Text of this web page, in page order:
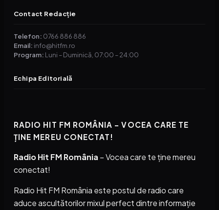
Contact Redacție
Telefon: 0766 886 886
Email: info@hitfm.ro
Program: Luni – Duminică, 07:00 – 24:00
Echipa Editorială
RADIO HIT FM ROMÂNIA – VOCEA CARE TE
ȚINE MEREU CONECTAT!
Radio Hit FM România – Vocea care te ține mereu
conectat!
Radio Hit FM România este postul de radio care
aduce ascultătorilor mixul perfect dintre informație